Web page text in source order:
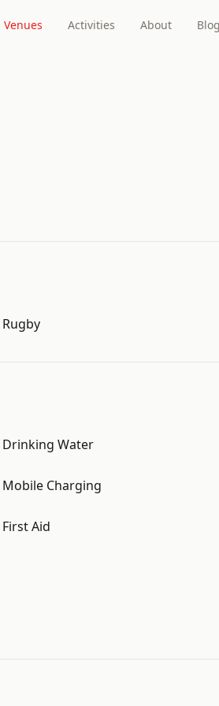
Venues Activities About Blog
Rugby
Drinking Water
Mobile Charging
First Aid